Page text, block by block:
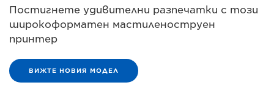
Постигнете удивителни разпечатки с този
широкоформатен мастиленоструен
принтер
ВИЖТЕ НОВИЯ МОДЕЛ